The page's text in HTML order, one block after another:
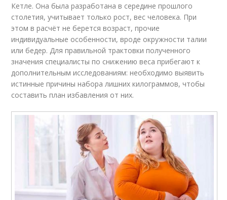
Кетле. Она была разработана в середине прошлого
столетия, учитывает только рост, вес человека. При
этом в расчёт не берется возраст, прочие
индивидуальные особенности, вроде окружности талии
или бедер. Для правильной трактовки полученного
значения специалисты по снижению веса прибегают к
дополнительным исследованиям: необходимо выявить
истинные причины набора лишних килограммов, чтобы
составить план избавления от них.